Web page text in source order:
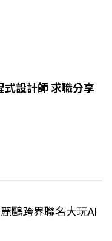
式設計師 求職分享
鷗跨界聯名大玩AI